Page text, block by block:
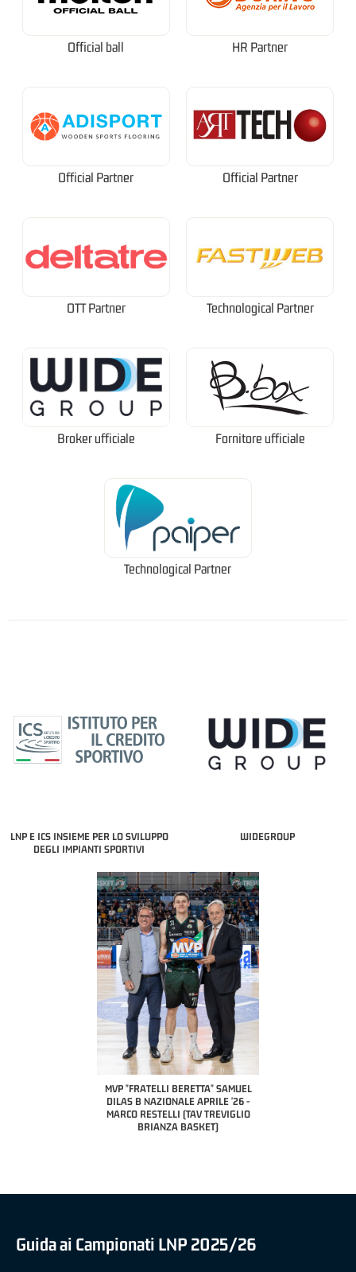
Official ball HR Partner
Official Partner Official Partner
OTT Partner Technological Partner
Broker ufficiale Fornitore ufficiale
Technological Partner
LNP E ICS INSIEME PER LO SVILUPPO
DEGLI IMPIANTI SPORTIVI
WIDEGROUP
MVP "FRATELLI BERETTA" SAMUEL
DILAS B NAZIONALE APRILE '26 -
MARCO RESTELLI (TAV TREVIGLIO
BRIANZA BASKET)
Guida ai Campionati LNP 2025/26